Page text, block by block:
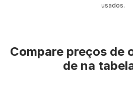
usados.
Compare preços de
de na